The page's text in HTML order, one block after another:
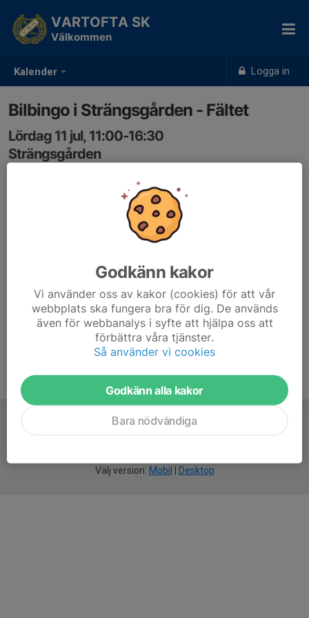
Kalender Logga in
VARTOFTA SK
Välkommen
Bilbingo i Strängsgården - Fältet
Lördag 11 jul, 11:00-16:30
Strängsgården
Info om bingon skickas ut separat.
Observera att det är 18-årsgräns för att få jobba på
Infobrev Bilbingon i Strängsgården 2026.pdf
Välj version: Mobil Desktop
Godkänn kakor
Vi använder oss av kakor (cookies) för att vår
webbplats ska fungera bra för dig. De används
även för webbanalys i syfte att hjälpa oss att
förbättra våra tjänster.
Så använder vi cookies
Godkänn alla kakor
Bara nödvändiga